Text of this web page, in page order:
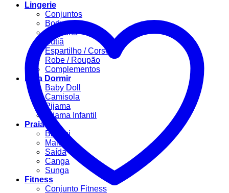
Lingerie
Conjuntos
Body
Calcinha
Sutiã
Espartilho / Corselet
Robe / Roupão
Complementos
Para Dormir
Baby Doll
Camisola
Pijama
Pijama Infantil
Praia
Biquíni
Maiô
Saída
Canga
Sunga
Fitness
Conjunto Fitness